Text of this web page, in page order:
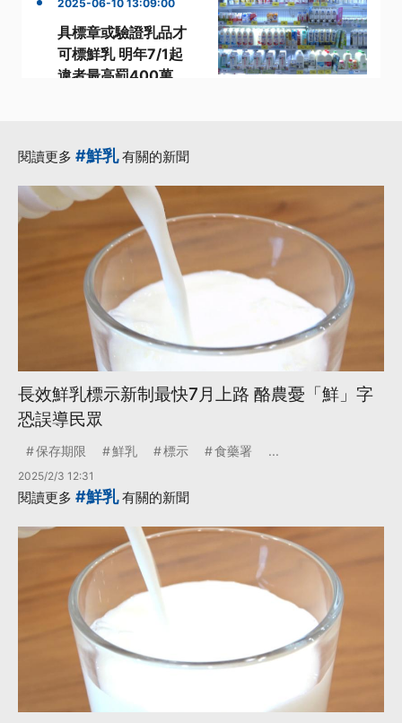
2025-06-10 13:09:00
具標章或驗證乳品才
可標鮮乳 明年7/1起
違者最高罰400萬
閱讀更多 #鮮乳有關的新聞
長效鮮乳標示新制最快7月上路 酪農憂「鮮」字
恐誤導民眾
保存期限 鮮乳 標示 食藥署 ...
2025/2/3 12:31
閱讀更多 #鮮乳有關的新聞